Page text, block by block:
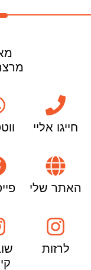
חייגו אליי
האתר שלי
לרזות